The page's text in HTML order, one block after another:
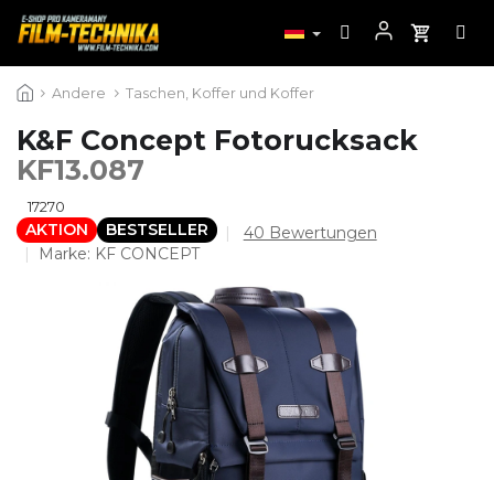
Inhalt Andere Taschen, Koffer und Koffer
K&F Concept Fotorucksack
KF13.087
17270
AKTION BESTSELLER
Die
ist
4,5
von
5
Sternen.
40 Bewertungen
Marke: KF CONCEPT